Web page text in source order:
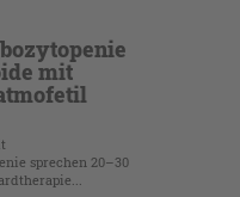
mit
sprechen 20–30